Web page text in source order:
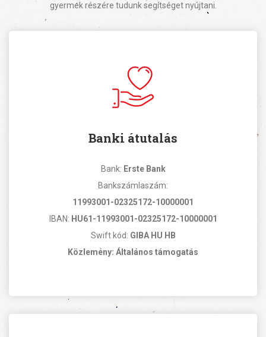
gyermek részére tudunk segítséget nyújtani.
Banki átutalás
Bank: Erste Bank
Bankszámlaszám:
11993001-02325172-10000001
IBAN: HU61-11993001-02325172-10000001
Swift kód: GIBA HU HB
Közlemény: Általános támogatás